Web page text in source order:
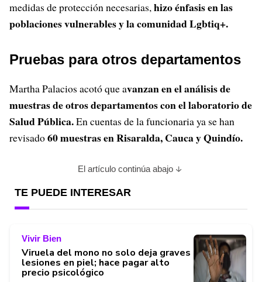
medidas de protección necesarias,hizo énfasis en las
poblaciones vulnerables y la comunidad Lgbtiq+.
Pruebas para otros departamentos
Martha Palacios acotó que avanzan en el análisis de
muestras de otros departamentos con el laboratorio de
Salud Pública.En cuentas de la funcionaria ya se han
revisado60 muestras en Risaralda, Cauca y Quindío.
El artículo continúa abajo
TE PUEDE INTERESAR
Vivir Bien
Viruela del mono no solo deja graves
lesiones en piel; hace pagar alto
precio psicológico